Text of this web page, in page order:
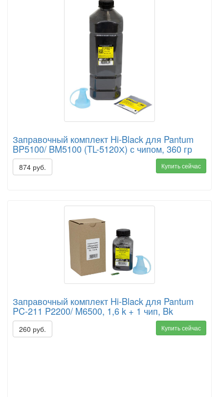
Заправочный комплект Hi-Black для Pantum
BP5100/ BM5100 (TL-5120Х) с чипом, 360 гр
874 руб. Купить сейчас
Заправочный комплект Hi-Black для Pantum
PC-211 P2200/ M6500, 1,6 k + 1 чип, Bk
260 руб. Купить сейчас